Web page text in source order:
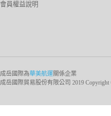
會員權益說明
成岳國際為華美航運關係企業
成岳國際貿易股份有限公司 2019 Copyright